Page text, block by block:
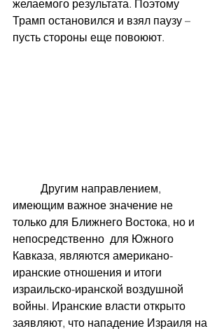
желаемого результата. Поэтому
Трамп остановился и взял паузу –
пусть стороны еще повоюют.
имеющим важное значение не
только для Ближнего Востока, но и
непосредственно  для Южного
Кавказа, являются американо-
иранские отношения и итоги
израильско-иранской воздушной
войны. Иранские власти открыто
заявляют, что нападение Израиля на